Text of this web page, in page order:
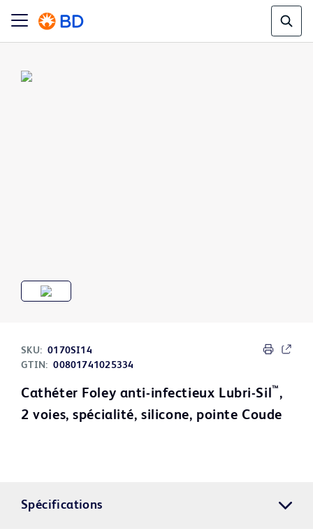
SKU: 0170SI14
GTIN: 00801741025334
Cathéter Foley anti-infectieux Lubri-Sil™ ,
2 voies, spécialité, silicone, pointe Coude
Spécifications